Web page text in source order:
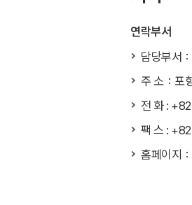
연락부서
담당부서
주 소：포
전 화 :
팩 스 :
홈페이지：